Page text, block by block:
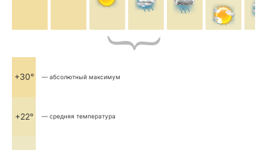
+30° — абсолютный максимум
+22° — средняя температура